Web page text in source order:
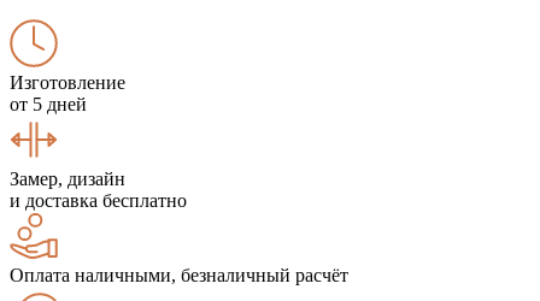
Изготовление
от 5 дней
Замер, дизайн
и доставка бесплатно
Оплата наличными, безналичный расчёт